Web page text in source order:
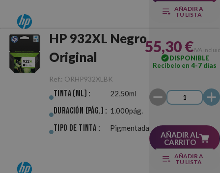
AÑADIR A
TU LISTA
HP 932XL Negro
Original
Ref.: ORHP932XLBK
Tinta (ml) : 22,50ml
Duración (pág.) : 1.000pág.
Tipo de Tinta : Pigmentada
55,30 €IVA
DISPONIBLE
Recíbelo en 4-7 días
AÑADIR AL
CARRITO
AÑADIR A
TU LISTA